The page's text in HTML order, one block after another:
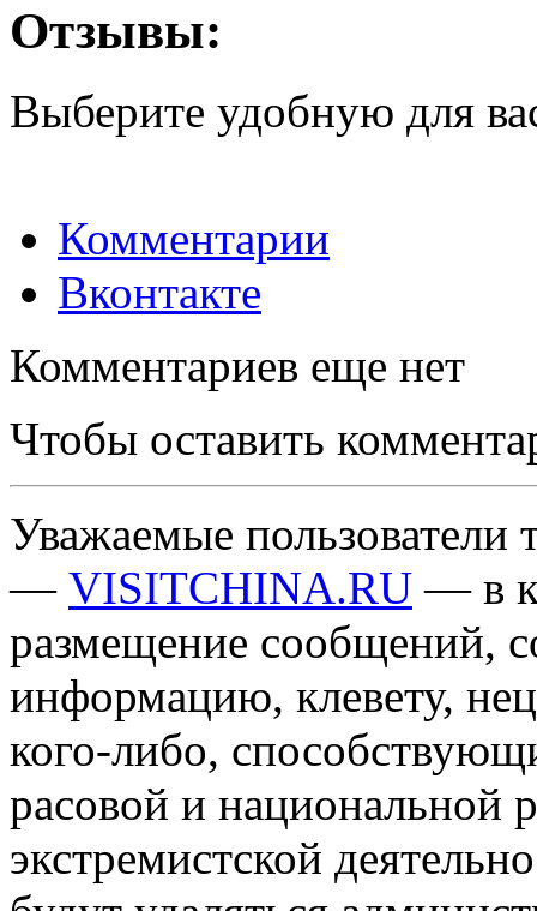
Отзывы:
Выберите удобную для
Комментарии
Вконтакте
Комментариев еще нет
Чтобы оставить
Уважаемые пользователи
— VISITCHINA.RU — в
размещение сообщений,
информацию, клевету,
кого-либо,
расовой и национальной
экстремистской